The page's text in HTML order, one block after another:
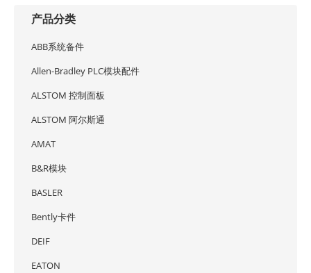
产品分类
ABB系统备件
Allen-Bradley PLC模块配件
ALSTOM 控制面板
ALSTOM 阿尔斯通
AMAT
B&R模块
BASLER
Bently卡件
DEIF
EATON